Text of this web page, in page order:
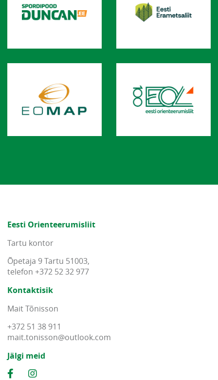
Eesti Orienteerumisliit
Tartu kontor
Õpetaja 9 Tartu 51003,
telefon +372 52 32 977
Kontaktisik
Mait Tõnisson
+372 51 38 911
mait.tonisson@outlook.com
Jälgi meid